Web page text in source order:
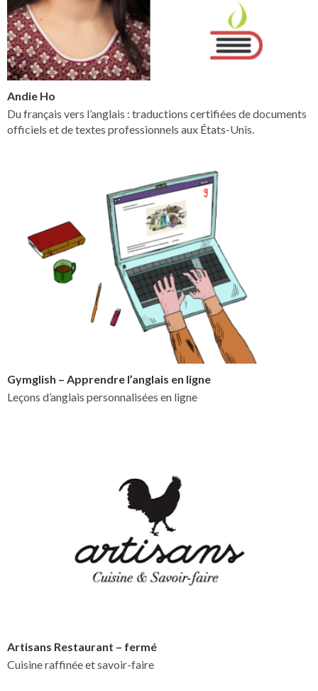
Andie Ho
Du français vers l’anglais : traductions certifiées de documents
officiels et de textes professionnels aux États-Unis.
Gymglish – Apprendre l’anglais en ligne
Leçons d’anglais personnalisées en ligne
Artisans Restaurant – fermé
Cuisine raffinée et savoir-faire